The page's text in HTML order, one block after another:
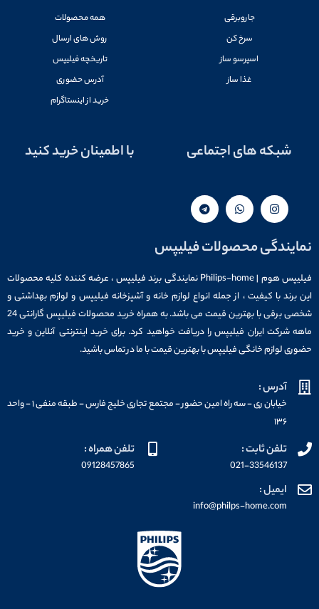
جاروبرقی
سرخ کن
اسپرسو ساز
غذا ساز
همه محصولات
روش های ارسال
تاریخچه فیلیپس
آدرس حضوری
خرید از اینستاگرام
شبکه های اجتماعی با اطمینان خرید کنید
نمایندگی محصولات فیلیپس
فیلیپس هوم | Philips-home نمایندگی برند فیلیپس ، عرضه کننده کلیه محصولات
این برند با کیفیت ، از جمله انواع لوازم خانه و آشپزخانه فیلیپس و لوازم بهداشتی و
شخصی برقی با بهترین قیمت می باشد. به همراه خرید محصولات فیلیپس گارانتی 24
ماهه شرکت ایران فیلیپس را دریافت خواهید کرد. برای خرید اینترنتی آنلاین و خرید
حضوری لوازم خانگی فیلیپس با بهترین قیمت با ما در تماس باشید.
آدرس :
خیابان ری - سه راه امین حضور - مجتمع تجاری خلیج فارس - طبقه منفی ۱ - واحد
۱۳۶
تلفن ثابت :
021-33546137
تلفن همراه :
09128457865
ایمیل :
info@philps-home.com